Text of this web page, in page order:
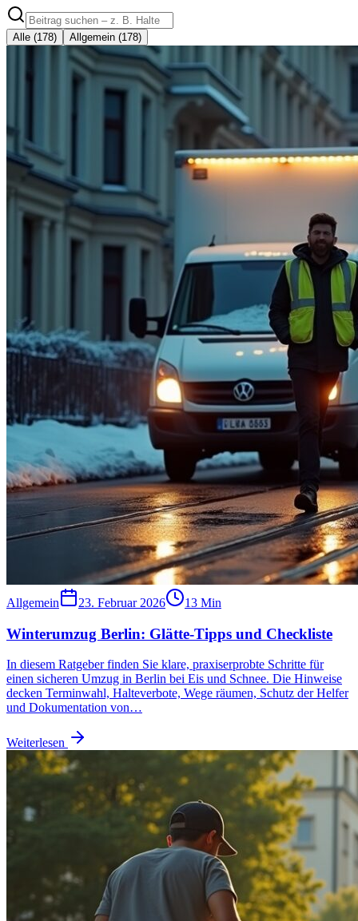
Alle (178) Allgemein (178)
Allgemein 23. Februar 2026 13 Min
Winterumzug Berlin: Glätte-Tipps und Checkliste
In diesem Ratgeber finden Sie klare, praxiserprobte Schritte für
einen sicheren Umzug in Berlin bei Eis und Schnee. Die Hinweise
decken Terminwahl, Halteverbote, Wege räumen, Schutz der Helfer
und Dokumentation von…
Weiterlesen